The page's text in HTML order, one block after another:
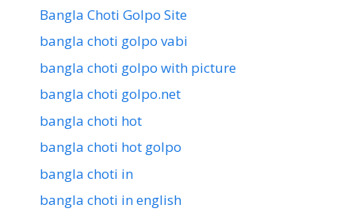
Bangla Choti Golpo Site
bangla choti golpo vabi
bangla choti golpo with picture
bangla choti golpo.net
bangla choti hot
bangla choti hot golpo
bangla choti in
bangla choti in english